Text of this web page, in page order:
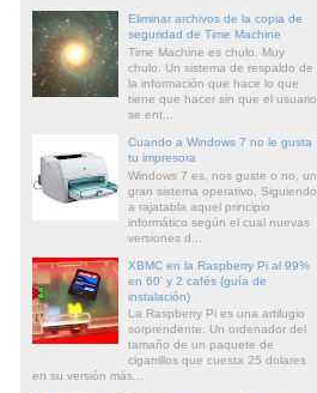
Eliminar archivos de la copia de
seguridad de Time Machine
Time Machine es chulo. Muy
chulo. Un sistema de respaldo de
la información que hace lo que
tiene que hacer sin que el usuario
se ent...
Cuando a Windows 7 no le gusta
tu impresora
Windows 7 es, nos guste o no, un
gran sistema operativo. Siguiendo
a rajatabla aquel principio
informático según el cual nuevas
versiones d...
XBMC en la Raspberry Pi al 99%
en 60' y 2 cafés (guía de
instalación)
La Raspberry Pi es una artilugio
sorprendente. Un ordenador del
tamaño de un paquete de
cigarrillos que cuesta 25 dolares
en su versión más...